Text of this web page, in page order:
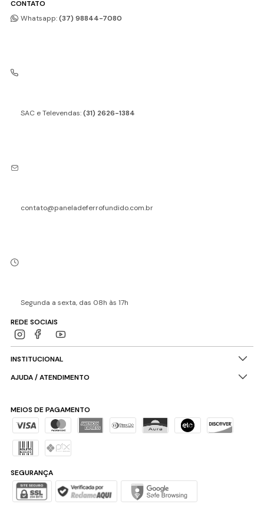
CONTATO
Whatsapp:(37) 98844-7080
SAC e Televendas:(31) 2626-1384
contato@paneladeferrofundido.com.br
Segunda a sexta, das 08h às 17h
REDE SOCIAIS
INSTITUCIONAL
AJUDA / ATENDIMENTO
MEIOS DE PAGAMENTO
SEGURANÇA